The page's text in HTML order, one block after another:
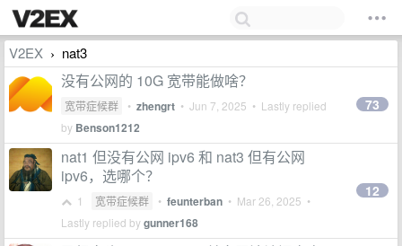
V2EX › nat3
没有公网的 10G 宽带能做啥？
宽带症候群 • zhengrt • Jun 7, 2025 • Lastly replied
by Benson1212
73
nat1 但没有公网 ipv6 和 nat3 但有公网
ipv6，选哪个？
1 宽带症候群 • feunterban • Mar 26, 2025 •
Lastly replied bygunner168
12